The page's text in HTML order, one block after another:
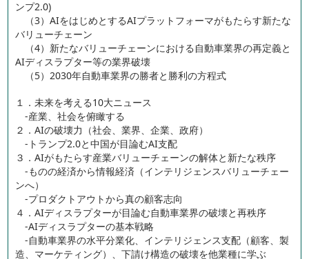
ンプ2.0)
（3）AIをはじめとするAIプラットフォーマがもたらす新たな
バリューチェーン
（4）新たなバリューチェーンにおける自動車業界の再定義と
AIディスラプター等の業界破壊
（5）2030年自動車業界の勝者と勝利の方程式
１．未来を考える10大ニュース
-産業、社会を俯瞰する
２．AIの破壊力（社会、業界、企業、政府）
-トランプ2.0と中国が目論むAI支配
３．AIがもたらす産業バリューチェーンの解体と新たな秩序
-ものの経済から情報経済（インテリジェンスバリューチェー
ンへ）
-プロダクトアウトから真の顧客志向
４．AIディスラプターが目論む自動車業界の破壊と再秩序
-AIディスラプターの基本戦略
-自動車業界の水平分業化、インテリジェンス支配（顧客、製
造、マーケティング）、下請け構造の破壊を他業種に学ぶ